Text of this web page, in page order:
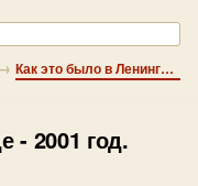
Как это было в Ленинграде - 2001 год. Commodore 64
- 2001 год.